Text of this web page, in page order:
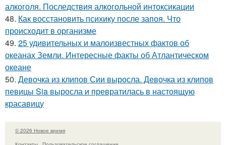
алкоголя. Последствия алкогольной интоксикации
48. Как восстановить психику после запоя. Что
происходит в организме
49. 25 удивительных и малоизвестных фактов об
океанах Земли. Интересные факты об Атлантическом
океане
50. Девочка из клипов Сии выросла. Девочка из клипов
певицы Sia выросла и превратилась в настоящую
красавицу
© 2026 Новое время